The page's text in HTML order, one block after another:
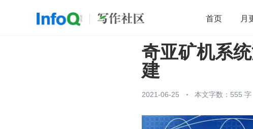
首页 月
开源 架构
奇亚矿机系
建
2021-06-25 本文字数：555 字